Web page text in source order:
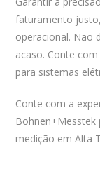
faturamento
operacional. Não
acaso. Conte
para sistemas
Conte com a
Bohnen+Messtek
medição em Alta